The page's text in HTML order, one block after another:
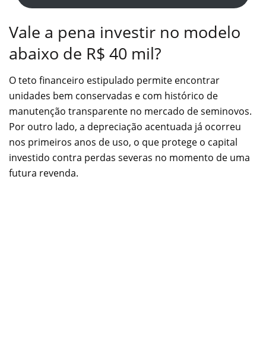
Vale a pena investir no modelo
abaixo de R$ 40 mil?
O teto financeiro estipulado permite encontrar
unidades bem conservadas e com histórico de
manutenção transparente no mercado de seminovos.
Por outro lado, a depreciação acentuada já ocorreu
nos primeiros anos de uso, o que protege o capital
investido contra perdas severas no momento de uma
futura revenda.